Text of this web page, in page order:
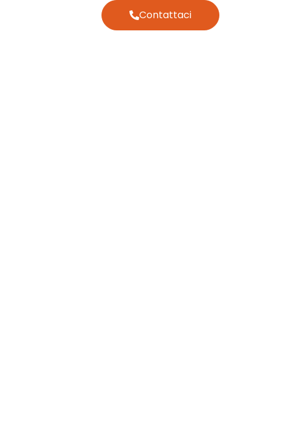
Contattaci